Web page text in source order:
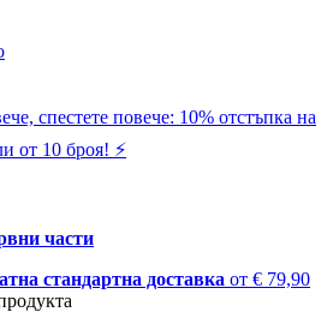
спестете повече: 10% отстъпка на
от 10 броя! ⚡️
части
стандартна доставка от € 79,90